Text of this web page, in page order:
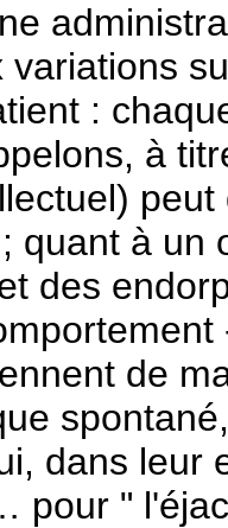
variations
:
à
quant à
des
de
dans leur
pour "